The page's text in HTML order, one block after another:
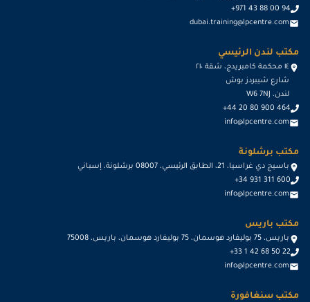
+971 43 88 00 94
dubai.training@lpcentre.com
مكتب لندن الرئيسي
١٤ محكمة كامبريدج، شقة ٢١٠
شارع شيبردز بوش
لندن، W6 7NJ
+44 20 80 900 464
info@lpcentre.com
مكتب برشلونة
باسيج دي غراسيا، 21، الطابق الرئيسي، 08007 برشلونة، إسباني
+34 931 311 600
info@lpcentre.com
مكتب باريس
باريس، 75 بوليفارد هوسمان، 75 بوليفارد هوسمان، باريس، 75008
+33 1 42 68 50 22
info@lpcentre.com
مكتب سنغافورة